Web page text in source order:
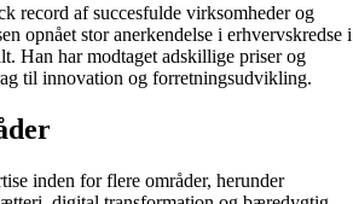
record af succesfulde virksomheder og
opnået stor anerkendelse i erhvervskredse i
Han har modtaget adskillige priser og
til innovation og forretningsudvikling.
inden for flere områder, herunder